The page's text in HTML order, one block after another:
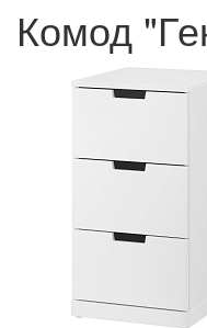
Комод